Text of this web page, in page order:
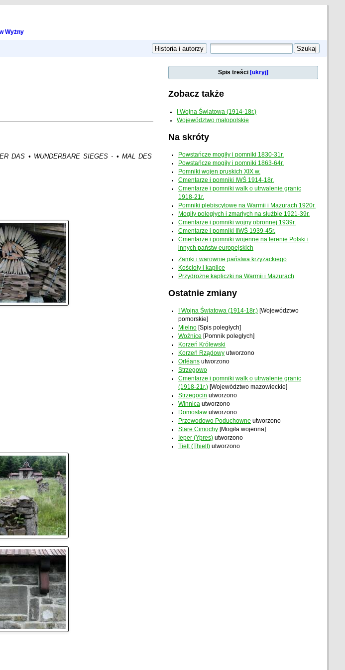
Wyżny
DAS • WUNDERBARE SIEGES - • MAL DES
Spis treści [ukryj]
Zobacz także
I Wojna Światowa (1914-18r.)
Województwo małopolskie
Na skróty
Powstańcze mogiły i pomniki 1830-31r.
Powstańcze mogiły i pomniki 1863-64r.
Pomniki wojen pruskich XIX w.
Cmentarze i pomniki IWŚ 1914-18r.
Cmentarze i pomniki walk o utrwalenie granic
1918-21r.
Pomniki plebiscytowe na Warmii i Mazurach 1920r.
Mogiły poległych i zmarłych na służbie 1921-39r.
Cmentarze i pomniki wojny obronnej 1939r.
Cmentarze i pomniki IIWŚ 1939-45r.
Cmentarze i pomniki wojenne na terenie Polski i
innych państw europejskich
Zamki i warownie państwa krzyżackiego
Kościoły i kaplice
Przydrożne kapliczki na Warmii i Mazurach
Ostatnie zmiany
I Wojna Światowa (1914-18r.) [Województwo
pomorskie]
Mielno [Spis poległych]
Woźnice [Pomnik poległych]
Korzeń Królewski
Korzeń Rządowy utworzono
Orléans utworzono
Strzegowo
Cmentarze i pomniki walk o utrwalenie granic
(1918-21r.) [Województwo mazowieckie]
Strzegocin utworzono
Winnica utworzono
Domosław utworzono
Przewodowo Poduchowne utworzono
Stare Cimochy [Mogiła wojenna]
Ieper (Ypres) utworzono
Tielt (Thielt) utworzono